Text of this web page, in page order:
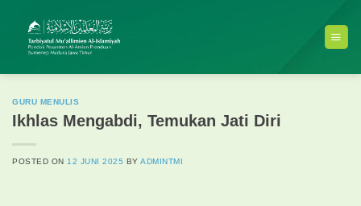
content
GURU MENULIS
Ikhlas Mengabdi, Temukan Jati Diri
POSTED ON 12 JUNI 2025 BYADMINTMI